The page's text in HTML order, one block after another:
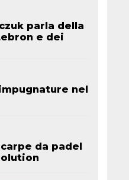
parla della
e dei
nel
da padel